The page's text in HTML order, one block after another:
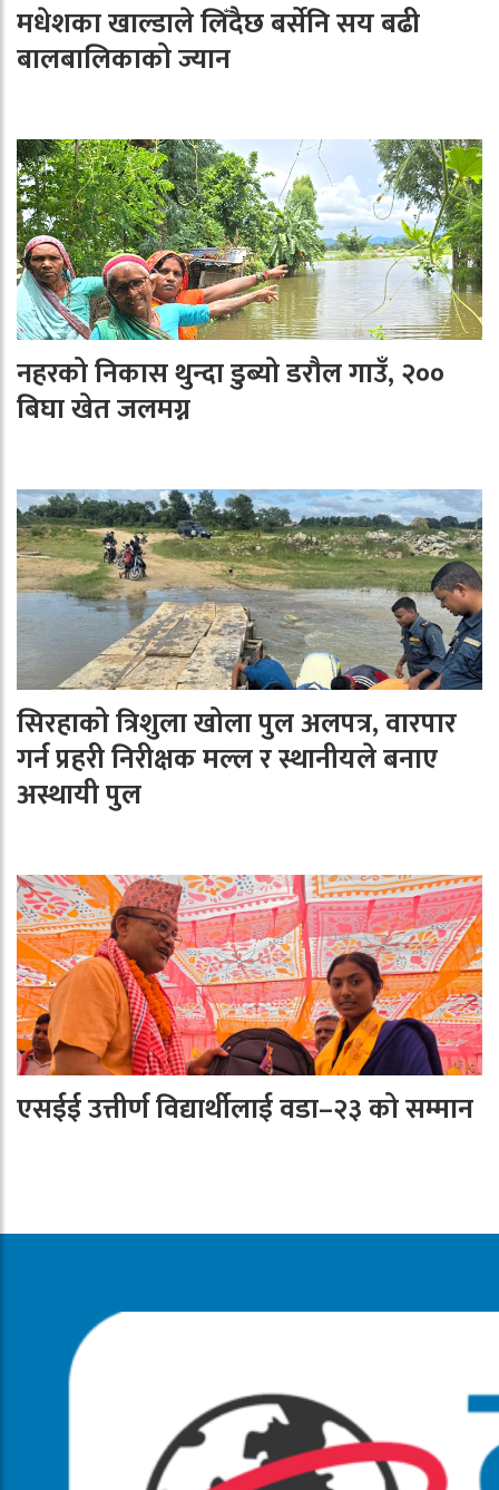
मधेशका खाल्डाले लिँदैछ बर्सेनि सय बढी
बालबालिकाको ज्यान
नहरको निकास थुन्दा डुब्यो डरौल गाउँ, २००
बिघा खेत जलमग्न
सिरहाको त्रिशुला खोला पुल अलपत्र, वारपार
गर्न प्रहरी निरीक्षक मल्ल र स्थानीयले बनाए
अस्थायी पुल
एसईई उत्तीर्ण विद्यार्थीलाई वडा–२३ को सम्मान